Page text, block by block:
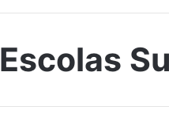
Escolas